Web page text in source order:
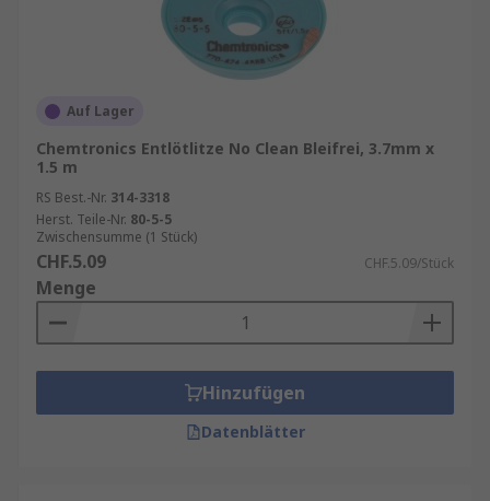
Auf Lager
Chemtronics Entlötlitze No Clean Bleifrei, 3.7mm x
1.5 m
RS Best.-Nr. 314-3318
Herst. Teile-Nr. 80-5-5
Zwischensumme (1 Stück)
CHF.5.09 CHF.5.09/Stück
Menge
Hinzufügen
Datenblätter